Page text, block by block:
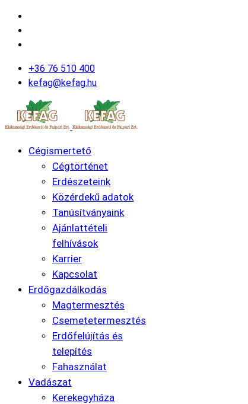
+36 76 510 400
kefag@kefag.hu
Cégismertető
Cégtörténet
Erdészeteink
Közérdekű adatok
Tanúsítványaink
Ajánlattételi
felhívások
Karrier
Kapcsolat
Erdőgazdálkodás
Magtermesztés
Csemetetermesztés
Erdőfelújítás és
telepítés
Fahasználat
Vadászat
Kerekegyháza